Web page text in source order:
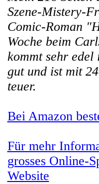
Szene-Mistery-
Comic-Roman
Woche beim
kommt sehr
gut und ist mit
teuer.
Bei Amazon
Für mehr
grosses Online-
Website